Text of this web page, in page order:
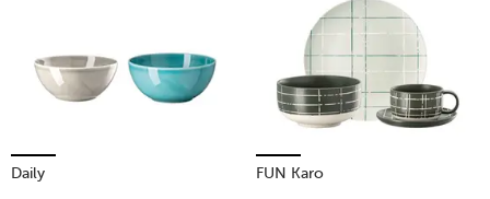
Daily FUN Karo